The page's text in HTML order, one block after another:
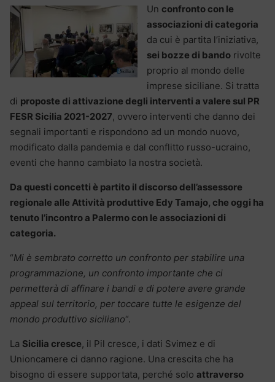
Un confronto con le
associazioni di categoria
da cui è partita l’iniziativa,
sei bozze di bando rivolte
proprio al mondo delle
imprese siciliane. Si tratta
di proposte di attivazione degli interventi a valere sul PR
FESR Sicilia 2021-2027, ovvero interventi che danno dei
segnali importanti e rispondono ad un mondo nuovo,
modificato dalla pandemia e dal conflitto russo-ucraino,
eventi che hanno cambiato la nostra società.
Da questi concetti è partito il discorso dell’assessore
regionale alle Attività produttive Edy Tamajo, che oggi ha
tenuto l’incontro a Palermo con le associazioni di
categoria.
“Mi è sembrato corretto un confronto per stabilire una
programmazione, un confronto importante che ci
permetterà di affinare i bandi e di potere avere grande
appeal sul territorio, per toccare tutte le esigenze del
mondo produttivo siciliano“.
La Sicilia cresce, il Pil cresce, i dati Svimez e di
Unioncamere ci danno ragione. Una crescita che ha
bisogno di essere supportata, perché solo attraverso